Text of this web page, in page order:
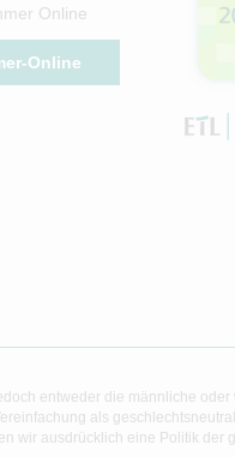
Online
Online
entweder die männliche oder
als
wir ausdrücklich eine Politik der